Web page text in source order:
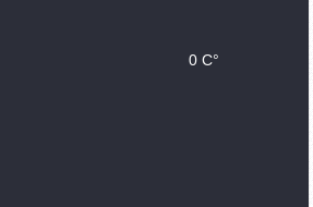
կմնան ԼՂ-ում՝ մինչև
աշխատանքների
շատ, շատ, շատ օգտակար
0 C°